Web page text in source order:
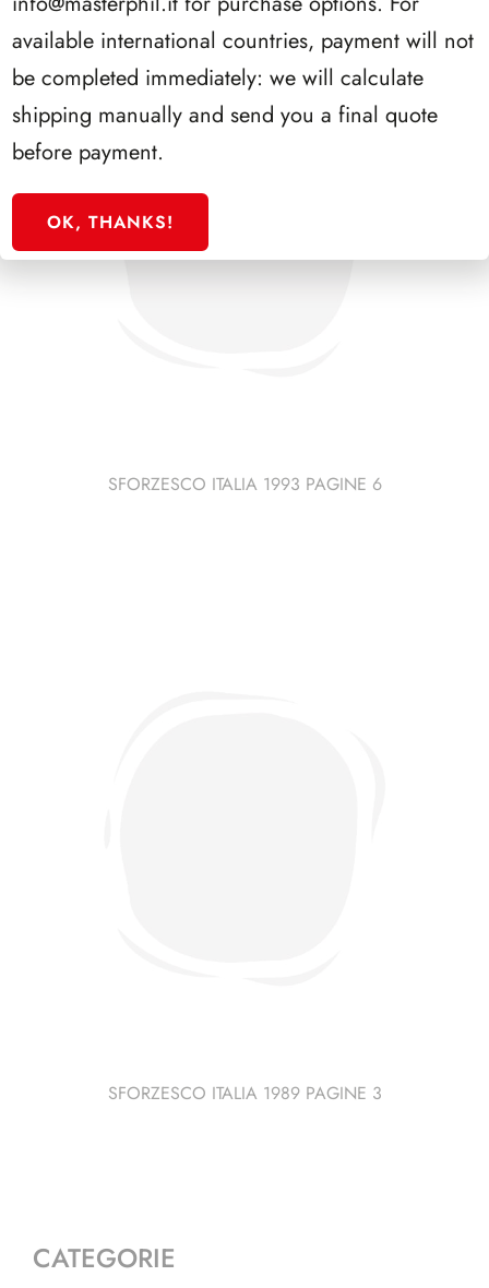
SFORZESCO ITALIA 1993 PAGINE 6
SFORZESCO ITALIA 1989 PAGINE 3
CATEGORIE
available international countries, payment will not
be completed immediately: we will calculate
shipping manually and send you a final quote
before payment.
OK, THANKS!